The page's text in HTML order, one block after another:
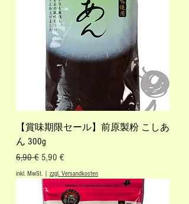
【賞味期限セール】前原製粉 こしあ
ん 300g
Standardpreis
6,90 € Sale-Preis
5,90 €
inkl. MwSt. | zzgl. Versandkosten